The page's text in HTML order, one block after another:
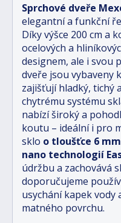
Sprchové dveře
elegantní a funkční
Díky výšce 200 cm a
ocelových a
designem, ale i svou
dveře jsou vybaveny
zajišťují hladký, tichý
chytrému systému
nabízí široký a
koutu – ideální i pro
sklo o tloušťce 6 mm
nano technologií
údržbu a zachovává
doporučujeme
usychání kapek vody
matného povrchu.